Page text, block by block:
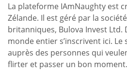
La plateforme IAmNaughty est
Zélande. Il est géré par la
britanniques, Bulova Invest Ltd.
monde entier s’inscrivent ici.
auprès des personnes qui
flirter et passer un bon moment.